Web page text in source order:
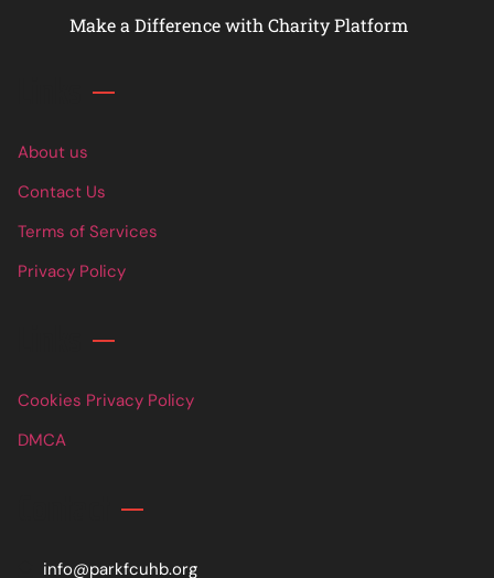
Make a Difference with Charity Platform
About us
Contact Us
Terms of Services
Privacy Policy
Cookies Privacy Policy
DMCA
info@parkfcuhb.org